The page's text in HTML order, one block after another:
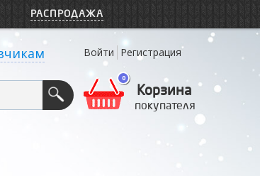
РАСПРОДАЖА
Войти Регистрация
0
Корзина
покупателя